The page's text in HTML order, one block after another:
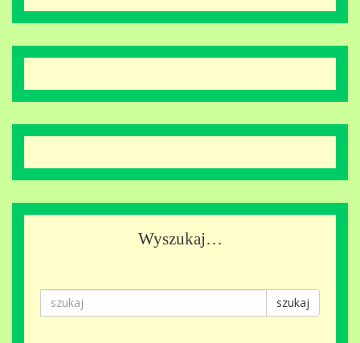
Wyszukaj…
szukaj